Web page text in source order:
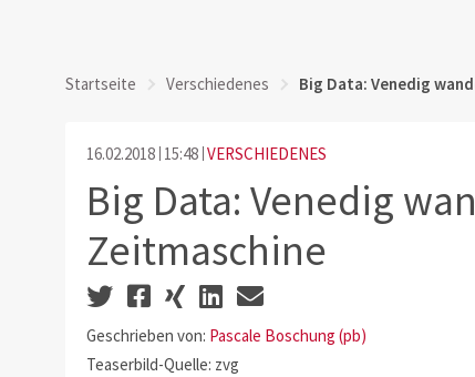
Startseite Verschiedenes Big Data: Venedig
16.02.2018 15:48 VERSCHIEDENES
Big Data: Venedig
Zeitmaschine
Geschrieben von: Pascale Boschung (pb)
Teaserbild-Quelle: zvg